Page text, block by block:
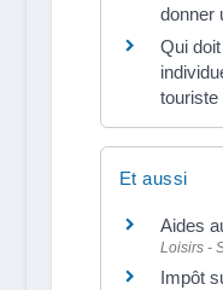
donner
Qui
touriste
Et aussi
Aides
Loisirs -
Impôt